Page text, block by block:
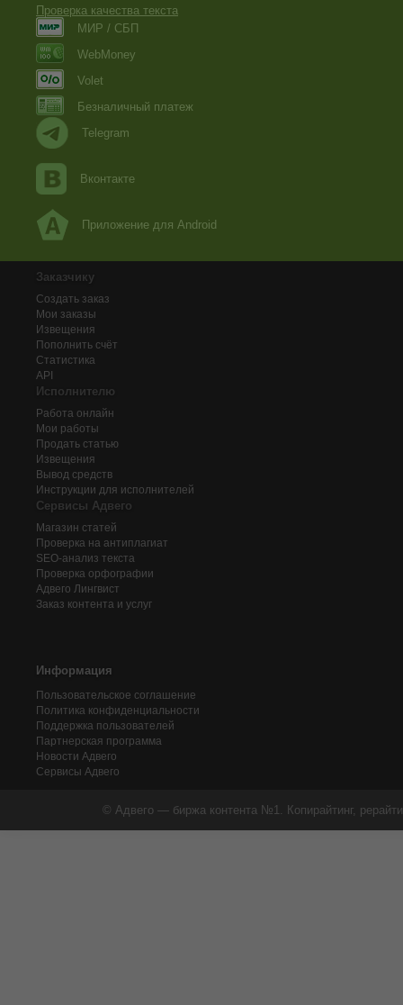
Проверка качества текста
МИР / СБП
WebMoney
Volet
Безналичный платеж
Telegram
Вконтакте
Приложение для Android
Заказчику
Создать заказ
Мои заказы
Извещения
Пополнить счёт
Статистика
API
Исполнителю
Работа онлайн
Мои работы
Продать статью
Извещения
Вывод средств
Инструкции для исполнителей
Сервисы Адвего
Магазин статей
Проверка на антиплагиат
SEO-анализ текста
Проверка орфографии
Адвего Лингвист
Заказ контента и услуг
Информация
Пользовательское соглашение
Политика конфиденциальности
Поддержка пользователей
Партнерская программа
Новости Адвего
Сервисы Адвего
© Адвего — биржа контента №1. Копирайтинг,